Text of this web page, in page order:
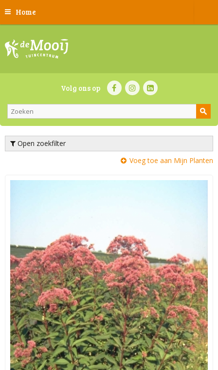
Home
Volg ons op
Open zoekfilter
Voeg toe aan Mijn Planten